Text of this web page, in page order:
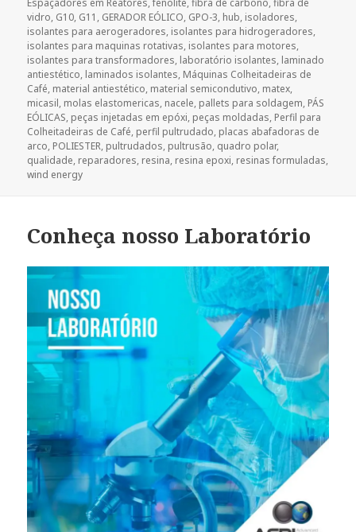
vidro, G10, G11 , GERADOR EÓLICO, GPO-3, hub, isoladores,
isolantes para aerogeradores, isolantes para hidrogeradores,
isolantes para maquinas rotativas, isolantes para motores,
isolantes para transformadores, laboratório isolantes, laminado
antiestético, laminados isolantes, Máquinas Colheitadeiras de
Café, material antiestético, material semicondutivo, matex,
micasil, molas elastomericas, nacele, pallets para soldagem, PÁS
EÓLICAS, peças injetadas em epóxi, peças moldadas, Perfil para
Colheitadeiras de Café, perfil pultrudado, placas abafadoras de
arco, POLIESTER, pultrudados, pultrusão, quadro polar,
qualidade, reparadores, resina, resina epoxi, resinas formuladas,
wind energy
Conheça nosso Laboratório